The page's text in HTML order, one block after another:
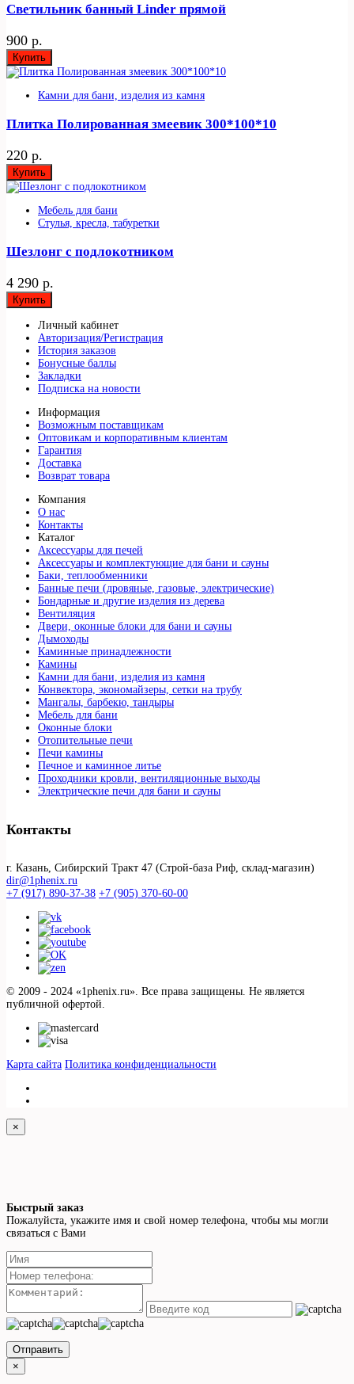
Светильник банный Linder прямой
900 р.
Купить
Камни для бани, изделия из камня
Плитка Полированная змеевик 300*100*10
220 р.
Купить
Мебель для бани
Стулья, кресла, табуретки
Шезлонг с подлокотником
4 290 р.
Купить
Личный кабинет
Авторизация/Регистрация
История заказов
Бонусные баллы
Закладки
Подписка на новости
Информация
Возможным поставщикам
Оптовикам и корпоративным клиентам
Гарантия
Доставка
Возврат товара
Компания
О нас
Контакты
Каталог
Аксессуары для печей
Аксессуары и комплектующие для бани и сауны
Баки, теплообменники
Банные печи (дровяные, газовые, электрические)
Бондарные и другие изделия из дерева
Вентиляция
Двери, оконные блоки для бани и сауны
Дымоходы
Каминные принадлежности
Камины
Камни для бани, изделия из камня
Конвектора, экономайзеры, сетки на трубу
Мангалы, барбекю, тандыры
Мебель для бани
Оконные блоки
Отопительные печи
Печи камины
Печное и каминное литье
Проходники кровли, вeнтиляционные выходы
Электрические печи для бани и сауны
Контакты
г. Казань, Сибирский Тракт 47 (Строй-база Риф, склад-магазин)
dir@1phenix.ru
+7 (917) 890-37-38 +7 (905) 370-60-00
© 2009 - 2024 «1phenix.ru». Все права защищены. Не является
публичной офертой.
Карта сайта Политика конфиденциальности
×
Быстрый заказ
Пожалуйста, укажите имя и свой номер телефона, чтобы мы могли
связаться с Вами
Отправить
×